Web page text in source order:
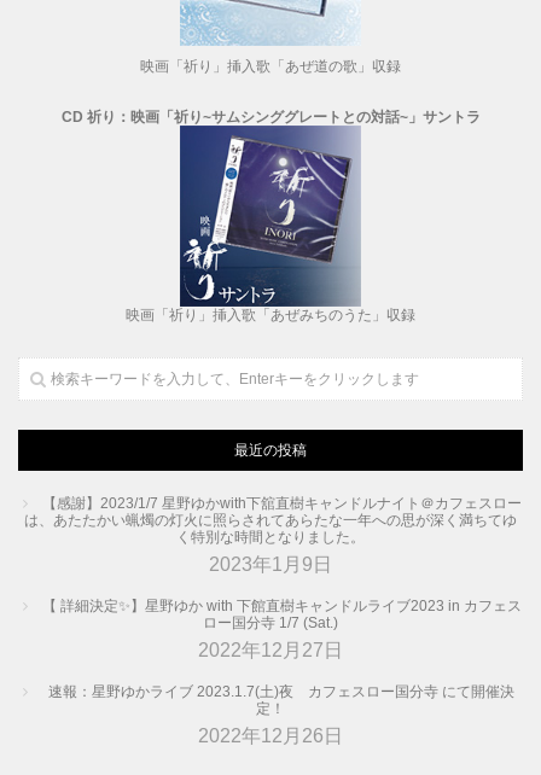
映画「祈り」挿入歌「あぜ道の歌」収録
CD 祈り：映画「祈り~サムシンググレートとの対話~」サントラ
映画「祈り」挿入歌「あぜみちのうた」収録
最近の投稿
【感謝】2023/1/7 星野ゆかwith下舘直樹キャンドルナイト＠カフェスロー
は、あたたかい蝋燭の灯火に照らされてあらたな一年への思が深く満ちてゆ
く特別な時間となりました。
2023年1月9日
【 詳細決定✨】星野ゆか with 下館直樹キャンドルライブ2023 in カフェス
ロー国分寺 1/7 (Sat.)
2022年12月27日
速報：星野ゆかライブ 2023.1.7(土)夜 カフェスロー国分寺 にて開催決
定！
2022年12月26日